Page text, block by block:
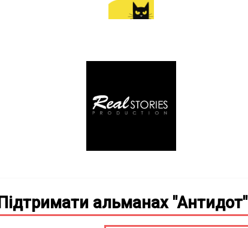
Підтримати альманах "Антидот"